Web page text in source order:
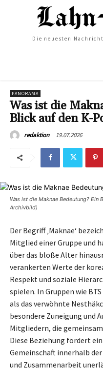
Die neuesten
PANORAMA
Was ist die
Blick auf den K-
redaktion 19.07.2026
Was ist die Maknae Bedeutung?
Archivbild)
Der Begriff ‚Maknae‘
Mitglied einer Gruppe und
über das bloße Alter
verankerten Werte der
Respekt und soziale
spielen. In Gruppen wie
als das verwöhnte
besondere Zuneigung und
Mitgliedern, die
Diese Beziehung fördert
Gemeinschaft innerhalb
und Zusammenarbeit